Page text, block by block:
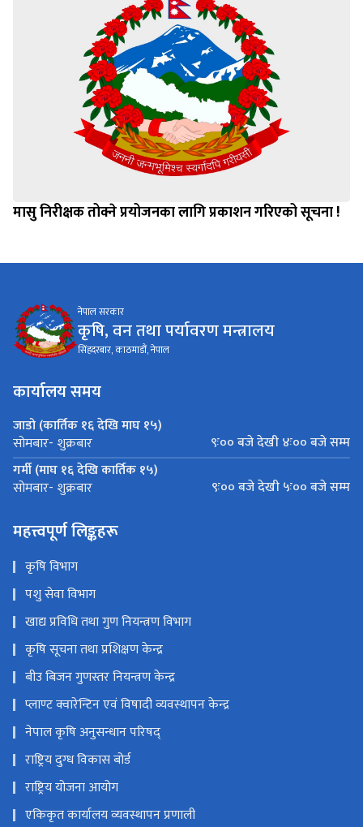
मासु निरीक्षक तोक्ने प्रयोजनका लागि प्रकाशन गरिएको सूचना !
नेपाल सरकार
कृषि, वन तथा पर्यावरण मन्त्रालय
सिंहदरबार, काठमाडौं, नेपाल
कार्यालय समय
जाडो (कार्तिक १६ देखि माघ १५)
सोमबार- शुक्रबार
९ः०० बजे देखी ४ः०० बजे सम्म
गर्मी (माघ १६ देखि कार्तिक १५)
सोमबार- शुक्रबार ९ः०० बजे देखी ५ः०० बजे सम्म
महत्त्वपूर्ण लिङ्कहरू
कृषि विभाग
पशु सेवा विभाग
खाद्य प्रविधि तथा गुण नियन्त्रण विभाग
कृषि सूचना तथा प्रशिक्षण केन्द्र
बीउ बिजन गुणस्तर नियन्त्रण केन्द्र
प्लाण्ट क्वारेन्टिन एवं विषादी व्यवस्थापन केन्द्र
नेपाल कृषि अनुसन्धान परिषद्
राष्ट्रिय दुग्ध विकास बोर्ड
राष्ट्रिय योजना आयोग
एकिकृत कार्यालय व्यवस्थापन प्रणाली